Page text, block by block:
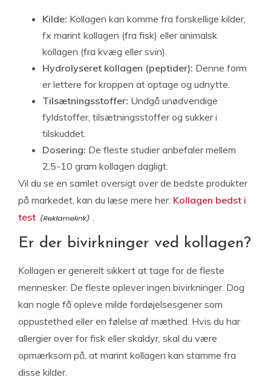
Kilde: Kollagen kan komme fra forskellige kilder,
fx marint kollagen (fra fisk) eller animalsk
kollagen (fra kvæg eller svin).
Hydrolyseret kollagen (peptider): Denne form
er lettere for kroppen at optage og udnytte.
Tilsætningsstoffer: Undgå unødvendige
fyldstoffer, tilsætningsstoffer og sukker i
tilskuddet.
Dosering: De fleste studier anbefaler mellem
2,5-10 gram kollagen dagligt.
Vil du se en samlet oversigt over de bedste produkter
på markedet, kan du læse mere her: Kollagen bedst i
test
.
Er der bivirkninger ved kollagen?
Kollagen er generelt sikkert at tage for de fleste
mennesker. De fleste oplever ingen bivirkninger. Dog
kan nogle få opleve milde fordøjelsesgener som
oppustethed eller en følelse af mæthed. Hvis du har
allergier over for fisk eller skaldyr, skal du være
opmærksom på, at marint kollagen kan stamme fra
disse kilder.